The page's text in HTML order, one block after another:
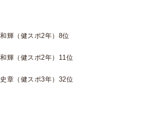
輝（健スポ2年）8位
輝（健スポ2年）11位
章（健スポ3年）32位